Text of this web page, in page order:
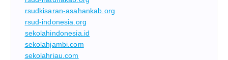
rsudkisaran-asahankab.org
rsud-indonesia.org
sekolahindonesia.id
sekolahjambi.com
sekolahriau.com